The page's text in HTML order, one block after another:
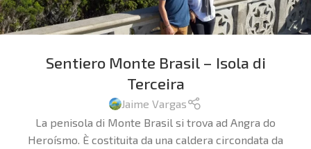
Sentiero Monte Brasil – Isola di
Terceira
Jaime Vargas
La penisola di Monte Brasil si trova ad Angra do
Heroísmo. È costituita da una caldera circondata da